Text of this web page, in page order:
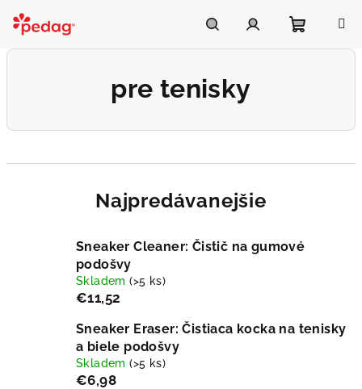
obsah
HľadaťPrihlásenie
pre tenisky
Najpredávanejšie
Sneaker Cleaner: Čistič na gumové
podošvy
Skladem(>5 ks)
€11,52
Sneaker Eraser: Čistiaca kocka na tenisky
a biele podošvy
Skladem(>5 ks)
€6,98
Asistent Pedag